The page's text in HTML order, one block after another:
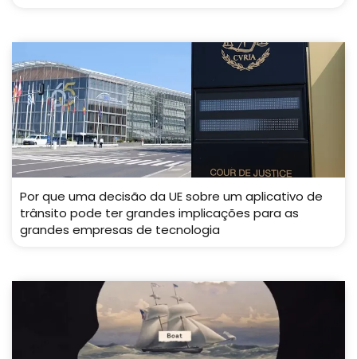
Por que uma decisão da UE sobre um aplicativo de
trânsito pode ter grandes implicações para as
grandes empresas de tecnologia